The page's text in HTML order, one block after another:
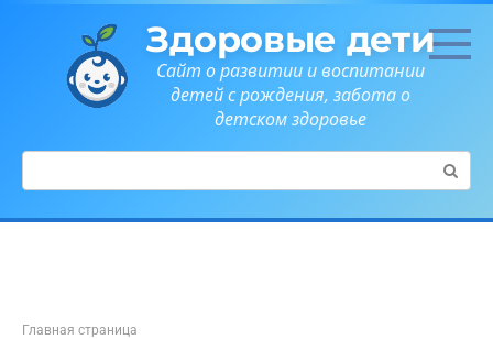
Здоровые дети
Сайт о развитии и воспитании
детей с рождения, забота о
детском здоровье
Поиск:
Главная страница